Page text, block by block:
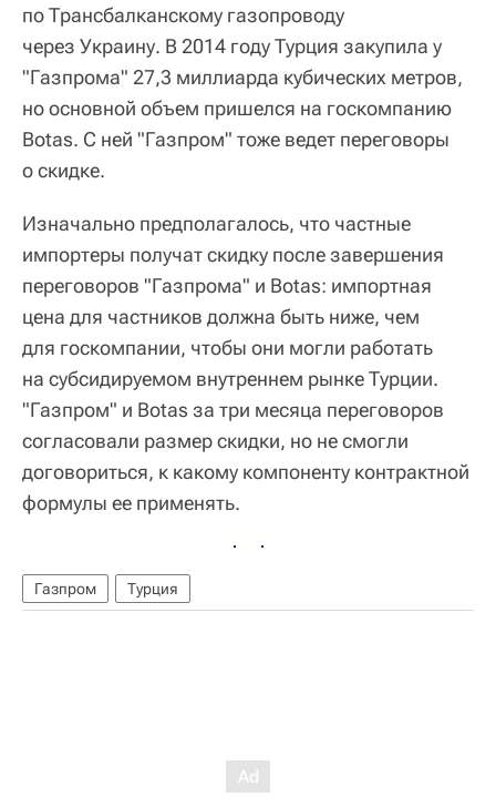
по Трансбалканскому газопроводу
через Украину. В 2014 году Турция закупила у
"Газпрома" 27,3 миллиарда кубических метров,
но основной объем пришелся на госкомпанию
Botas. С ней "Газпром" тоже ведет переговоры
о скидке.
Изначально предполагалось, что частные
импортеры получат скидку после завершения
переговоров "Газпрома" и Botas: импортная
цена для частников должна быть ниже, чем
для госкомпании, чтобы они могли работать
на субсидируемом внутреннем рынке Турции.
"Газпром" и Botas за три месяца переговоров
согласовали размер скидки, но не смогли
договориться, к какому компоненту контрактной
формулы ее применять.
Газпром Турция